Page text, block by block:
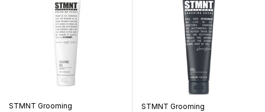
STMNT Grooming STMNT Grooming